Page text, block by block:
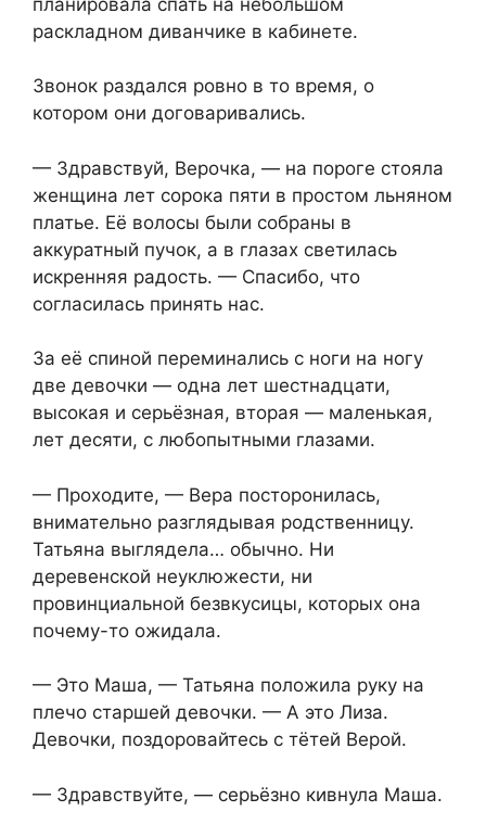
раскладном диванчике в кабинете.
Звонок раздался ровно в то время, о
котором они договаривались.
— Здравствуй, Верочка, — на пороге стояла
женщина лет сорока пяти в простом льняном
платье. Её волосы были собраны в
аккуратный пучок, а в глазах светилась
искренняя радость. — Спасибо, что
согласилась принять нас.
За её спиной переминались с ноги на ногу
две девочки — одна лет шестнадцати,
высокая и серьёзная, вторая — маленькая,
лет десяти, с любопытными глазами.
— Проходите, — Вера посторонилась,
внимательно разглядывая родственницу.
Татьяна выглядела… обычно. Ни
деревенской неуклюжести, ни
провинциальной безвкусицы, которых она
почему-то ожидала.
— Это Маша, — Татьяна положила руку на
плечо старшей девочки. — А это Лиза.
Девочки, поздоровайтесь с тётей Верой.
— Здравствуйте, — серьёзно кивнула Маша.